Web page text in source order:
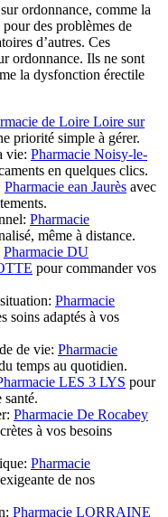
ordonnance, comme la
des problèmes de
d’autres. Ces
ordonnance. Ils ne sont
la dysfonction érectile
de Loire Loire sur
priorité simple à gérer.
vie: Pharmacie Noisy-le-
en quelques clics.
Pharmacie ean Jaurès avec
Pharmacie
même à distance.
Pharmacie DU
pour commander vos
Pharmacie
soins adaptés à vos
de vie: Pharmacie
temps au quotidien.
LES 3 LYS pour
santé.
Pharmacie De Rocabey
à vos besoins
Pharmacie
de nos
Pharmacie LORRAINE